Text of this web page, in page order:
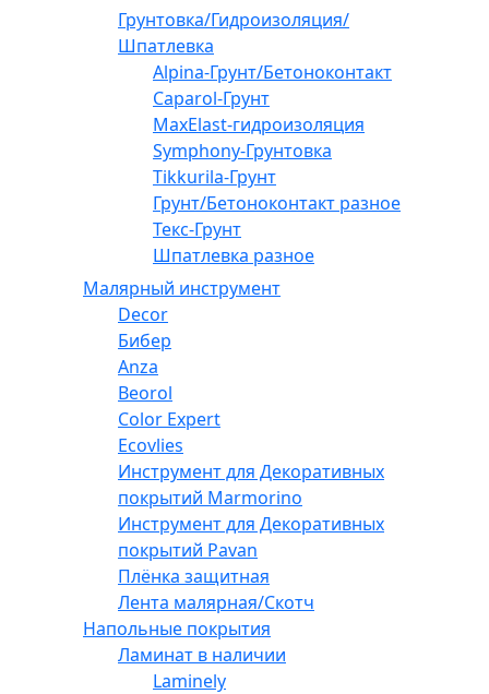
Грунтовка/Гидроизоляция/
Шпатлевка
Alpina-Грунт/Бетоноконтакт
Caparol-Грунт
MaxElast-гидроизоляция
Symphony-Грунтовка
Tikkurila-Грунт
Грунт/Бетоноконтакт разное
Текс-Грунт
Шпатлевка разное
Малярный инструмент
Decor
Бибер
Anza
Beorol
Color Expert
Ecovlies
Инструмент для Декоративных
покрытий Marmorino
Инструмент для Декоративных
покрытий Pavan
Плёнка защитная
Лента малярная/Скотч
Напольные покрытия
Ламинат в наличии
Laminely